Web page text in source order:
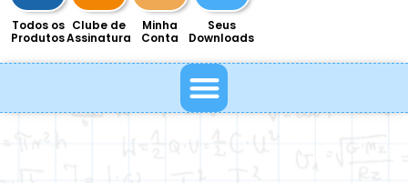
Todos os
Produtos
Clube de
Assinatura
Minha
Conta
Seus
Downloads